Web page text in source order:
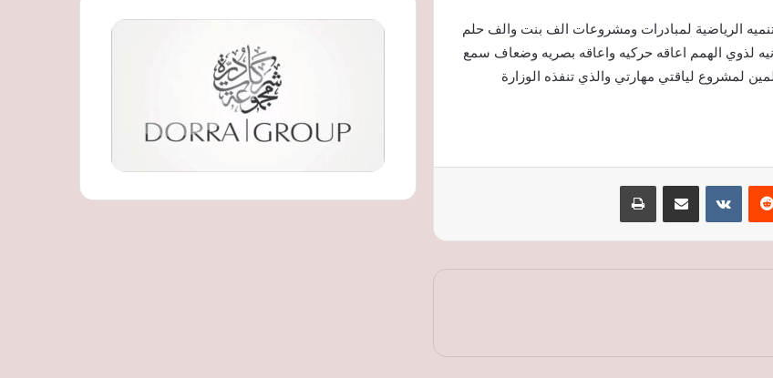
الرياضية لمبادرات ومشروعات الف بنت والف حلم
لذوي الهمم اعاقه حركيه واعاقه بصريه وضعاف سمع
لمشروع لياقتي مهارتي والذي تنفذه الوزارة
محافظ الغربية يصدر قرارا بتعيين المستشار
أحمد صلاح محرم مستشارا قانونيا للمحافظة